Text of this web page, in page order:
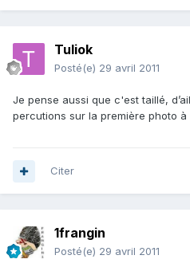
Tuliok
Posté(e) 29 avril 2011
Je pense aussi que c'est taillé,
percutions sur la première photo à
Citer
1frangin
Posté(e) 29 avril 2011